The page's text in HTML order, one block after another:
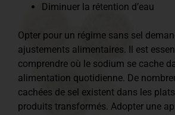
Diminuer la rétention d’eau
Opter pour un régime sans sel
ajustements alimentaires. Il est
comprendre où le sodium se cache
alimentation quotidienne. De
cachées de sel existent dans les
produits transformés. Adopter une